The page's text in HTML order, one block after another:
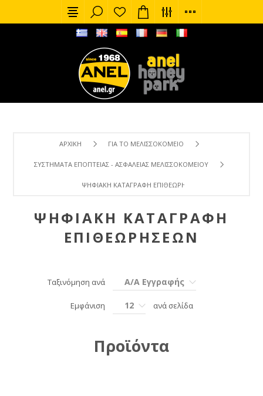
ΑΡΧΙΚΉ ΓΙΑ ΤΟ ΜΕΛΙΣΣΟΚΟΜΕΊΟ
ΣΥΣΤΉΜΑΤΑ ΕΠΟΠΤΕΊΑΣ - ΑΣΦΆΛΕΙΑΣ ΜΕΛΙΣΣΟΚΟΜΕΊΟΥ
ΨΗΦΙΑΚΉ ΚΑΤΑΓΡΑΦΉ ΕΠΙΘΕΩΡΉΣΕΩΝ
ΨΗΦΙΑΚΉ ΚΑΤΑΓΡΑΦΉ
ΕΠΙΘΕΩΡΉΣΕΩΝ
Ταξινόμηση ανά Α/Α Εγγραφής
Εμφάνιση 12 ανά σελίδα
Προϊόντα